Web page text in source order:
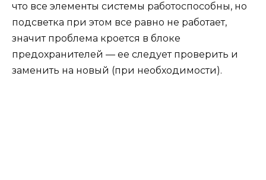
что все элементы системы работоспособны, но
подсветка при этом все равно не работает,
значит проблема кроется в блоке
предохранителей — ее следует проверить и
заменить на новый (при необходимости).